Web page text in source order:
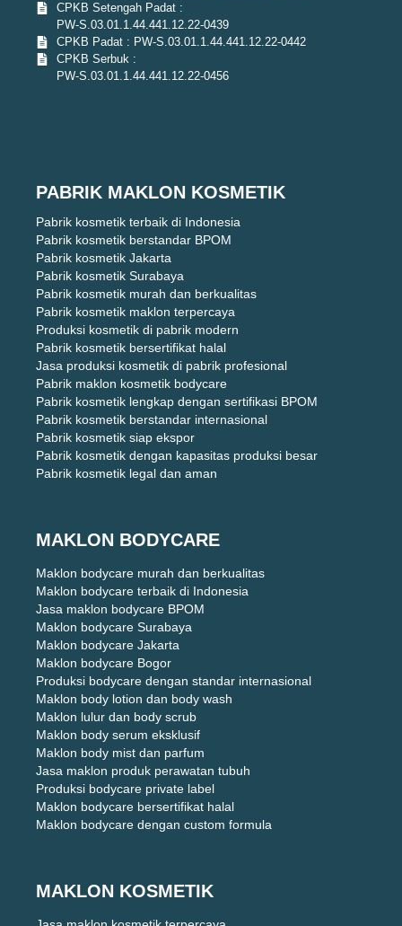
CPKB Setengah Padat :
PW-S.03.01.1.44.441.12.22-0439
CPKB Padat : PW-S.03.01.1.44.441.12.22-0442
CPKB Serbuk :
PW-S.03.01.1.44.441.12.22-0456
PABRIK MAKLON KOSMETIK
Pabrik kosmetik terbaik di Indonesia
Pabrik kosmetik berstandar BPOM
Pabrik kosmetik Jakarta
Pabrik kosmetik Surabaya
Pabrik kosmetik murah dan berkualitas
Pabrik kosmetik maklon terpercaya
Produksi kosmetik di pabrik modern
Pabrik kosmetik bersertifikat halal
Jasa produksi kosmetik di pabrik profesional
Pabrik maklon kosmetik bodycare
Pabrik kosmetik lengkap dengan sertifikasi BPOM
Pabrik kosmetik berstandar internasional
Pabrik kosmetik siap ekspor
Pabrik kosmetik dengan kapasitas produksi besar
Pabrik kosmetik legal dan aman
MAKLON BODYCARE
Maklon bodycare murah dan berkualitas
Maklon bodycare terbaik di Indonesia
Jasa maklon bodycare BPOM
Maklon bodycare Surabaya
Maklon bodycare Jakarta
Maklon bodycare Bogor
Produksi bodycare dengan standar internasional
Maklon body lotion dan body wash
Maklon lulur dan body scrub
Maklon body serum eksklusif
Maklon body mist dan parfum
Jasa maklon produk perawatan tubuh
Produksi bodycare private label
Maklon bodycare bersertifikat halal
Maklon bodycare dengan custom formula
MAKLON KOSMETIK